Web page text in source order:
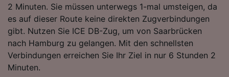
2 Minuten. Sie müssen unterwegs 1-mal umsteigen, da
es auf dieser Route keine direkten Zugverbindungen
gibt. Nutzen Sie ICE DB-Zug, um von Saarbrücken
nach Hamburg zu gelangen. Mit den schnellsten
Verbindungen erreichen Sie Ihr Ziel in nur 6 Stunden 2
Minuten.
Folgendes bereitzustellen:
Verwendung genauer Standortdaten.
Endgeräteeigenschaften zur Identifikation
aktiv abfragen. Speichern von oder Zugriff auf
Informationen auf einem Endgerät.
Personalisierte Werbung und Inhalte, Messung
von Werbeleistung und der Performance von